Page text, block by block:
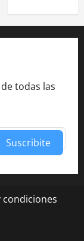
todas las
Suscribite